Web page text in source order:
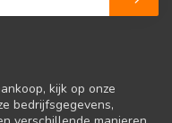
kijk op onze
bedrijfsgegevens,